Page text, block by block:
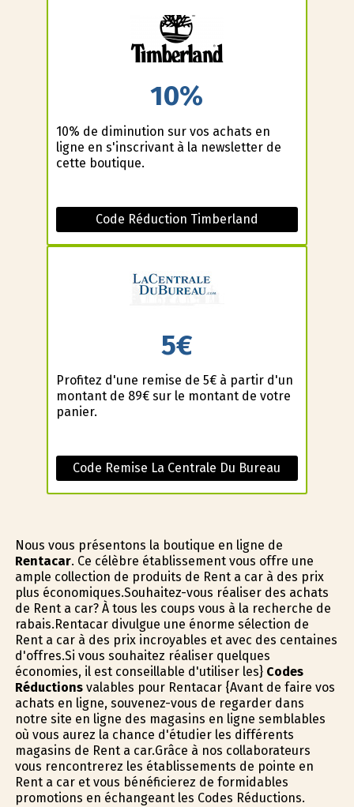
10%
10% de diminution sur vos achats en
ligne en s'inscrivant à la newsletter de
cette boutique.
Code Réduction Timberland
5€
Profitez d'une remise de 5€ à partir d'un
montant de 89€ sur le montant de votre
panier.
Code Remise La Centrale Du Bureau
Nous vous présentons la boutique en ligne de
Rentacar. Ce célèbre établissement vous offre une
ample collection de produits de Rent a car à des prix
plus économiques.Souhaitez-vous réaliser des achats
de Rent a car? À tous les coups vous à la recherche de
rabais.Rentacar divulgue une énorme sélection de
Rent a car à des prix incroyables et avec des centaines
d'offres.Si vous souhaitez réaliser quelques
économies, il est conseillable d'utiliser les} Codes
Réductionsvalables pour Rentacar {Avant de faire vos
achats en ligne, souvenez-vous de regarder dans
notre site en ligne des magasins en ligne semblables
où vous aurez la chance d'étudier les différents
magasins de Rent a car.Grâce à nos collaborateurs
vous rencontrerez les établissements de pointe en
Rent a car et vous bénéficierez de formidables
promotions en échangeant les Codes Réductions.